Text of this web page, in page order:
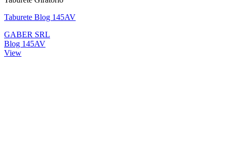
Taburete Blog 145AV
GABER SRL
Blog 145AV
View